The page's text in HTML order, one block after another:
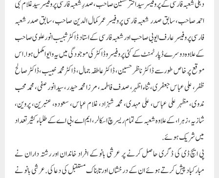
دہلی شعبہ فارسی کے پروفیسر سید اختر حسین صاحب، صدرِ شعبہ فارسی پروفیسر سید غلام نبی
احمد صاحب، سابق صدر شعبہ فارسی پروفیسر عمر کمال الدین صاحب، سابق صدر شعبہ
فارسی پروفیسر عارف ایوبی صاحب اور شعبہ فارسی کے استاد ڈاکٹر شبیب انور علوی صاحب
کے علاوہ دوسرے ڈپارٹمنٹ کے کئی پروفیسر و ڈاکٹر کی موجودگی میں یہ وایوا مکمل ہوا. اس
موقع پر خاص طور سے ڈاکٹر ناظر حسین، ڈاکٹر عاطفہ جمال، ڈاکٹر محمد خبیب، ڈاکٹر صالح
ظفر، علی عباس جعفری، ثناء اظہر، صدف فاطمہ، مرزا محمد حیدر، سید انور صفی، محمد محب
ندوی، مظہر علی عباس، علی مہدی، محمد شہزاد، غلام عباس، سعودہ، عنبرین، پروین،
شازیہ، زہرا، کے علاوہ شعبہ کے تمام ریسرچ اسکالر، ایم اے، بی اے کے طلباء کثیر تعداد
میں شریک ہوئے.
پی ایچ ڈی کی ڈگری حاصل کرنے پر عرشی بانو کے افراد خاندان اور رشتہ داران نے
مبارکباد پیش کرتے ہوئے ان کے درخشاں اور تابناک مستقبل کی دعا کی. عرشی بانو نے